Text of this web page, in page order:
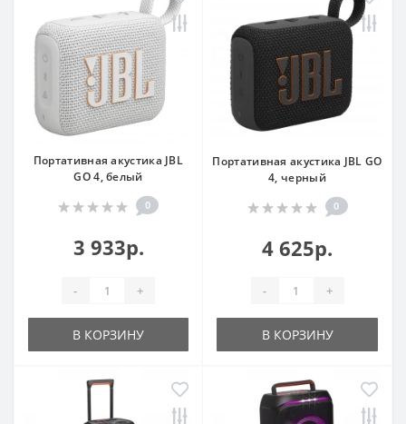
Портативная акустика JBL
GO 4, белый
0
3 933р.
- +
В КОРЗИНУ
Портативная акустика JBL GO
4, черный
0
4 625р.
- +
В КОРЗИНУ